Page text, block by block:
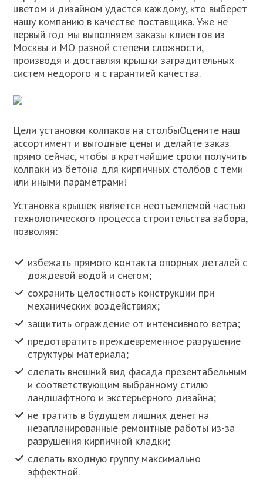
цветом и дизайном удастся каждому, кто выберет
нашу компанию в качестве поставщика. Уже не
первый год мы выполняем заказы клиентов из
Москвы и МО разной степени сложности,
производя и доставляя крышки заградительных
систем недорого и с гарантией качества.
Цели установки колпаков на столбыОцените наш
ассортимент и выгодные цены и делайте заказ
прямо сейчас, чтобы в кратчайшие сроки получить
колпаки из бетона для кирпичных столбов с теми
или иными параметрами!
Установка крышек является неотъемлемой частью
технологического процесса строительства забора,
позволяя:
избежать прямого контакта опорных деталей с
дождевой водой и снегом;
сохранить целостность конструкции при
механических воздействиях;
защитить ограждение от интенсивного ветра;
предотвратить преждевременное разрушение
структуры материала;
сделать внешний вид фасада презентабельным
и соответствующим выбранному стилю
ландшафтного и экстерьерного дизайна;
не тратить в будущем лишних денег на
незапланированные ремонтные работы из-за
разрушения кирпичной кладки;
сделать входную группу максимально
эффектной.